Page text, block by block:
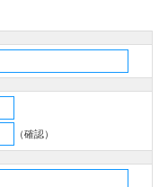
（確認）